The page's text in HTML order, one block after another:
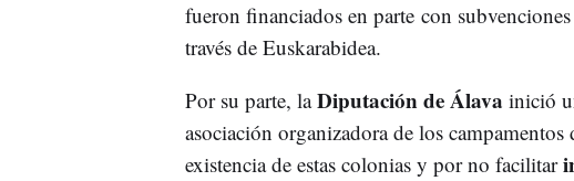
fueron financiados en parte con
través de Euskarabidea.
Por su parte, laDiputación de Álava inició
asociación organizadora de los
existencia de estas colonias y por no facilitar